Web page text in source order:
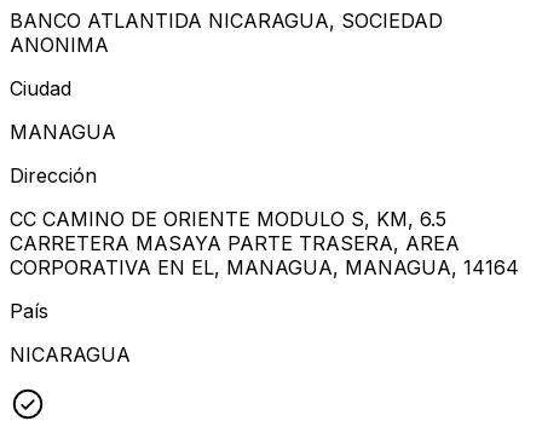
BANCO ATLANTIDA NICARAGUA, SOCIEDAD
ANONIMA
Ciudad
MANAGUA
Dirección
CC CAMINO DE ORIENTE MODULO S, KM, 6.5
CARRETERA MASAYA PARTE TRASERA, AREA
CORPORATIVA EN EL, MANAGUA, MANAGUA, 14164
País
NICARAGUA